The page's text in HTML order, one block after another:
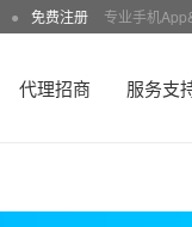
● 免费注册 专业手机
代理招商 服务支